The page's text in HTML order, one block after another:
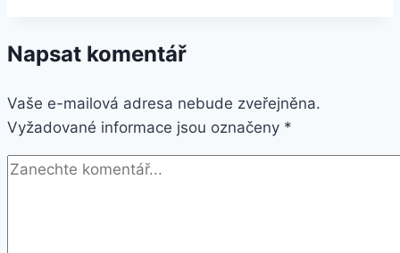
lebkou
chirurgické
oceli
a
červenými
Napsat komentář
Vaše e-mailová adresa nebude zveřejněna.
Vyžadované informace jsou označeny *